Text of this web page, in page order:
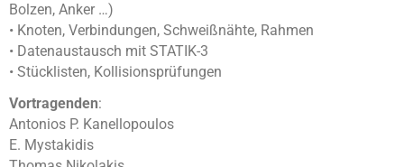
Bolzen, Anker …)
• Knoten, Verbindungen, Schweißnähte, Rahmen
• Datenaustausch mit STATIK-3
• Stücklisten, Kollisionsprüfungen
Vortragenden:
Antonios P. Kanellopoulos
E. Mystakidis